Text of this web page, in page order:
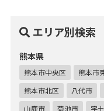
エリア別検索
熊本県
熊本市中央区 熊本市
熊本市北区
八代市
山鹿市
菊池市 宇